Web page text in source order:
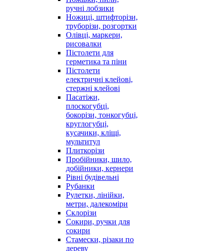
ручні лобзики
Ножиці, штифторізи,
труборізи, розгортки
Олівці, маркери,
рисовалки
Пістолети для
герметика та піни
Пістолети
електричні клейові,
стержні клейові
Пасатіжи,
плоскогубці,
бокорізи, тонкогубці,
круглогубці,
кусачики, кліщі,
мультитул
Плиткорізи
Пробійники, шило,
добійники, кернери
Рівні будівельні
Рубанки
Рулетки, лінійки,
метри, далекоміри
Склорізи
Сокири, ручки для
сокири
Стамески, різаки по
дереву